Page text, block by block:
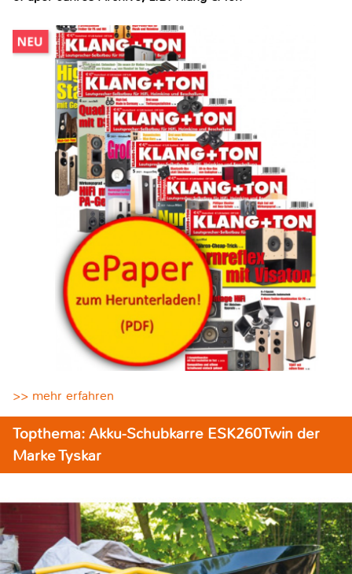
>> mehr erfahren
Topthema: Akku-Schubkarre ESK260Twin der
Marke Tyskar